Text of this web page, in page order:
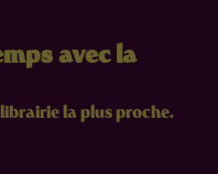
avec la
la plus proche.